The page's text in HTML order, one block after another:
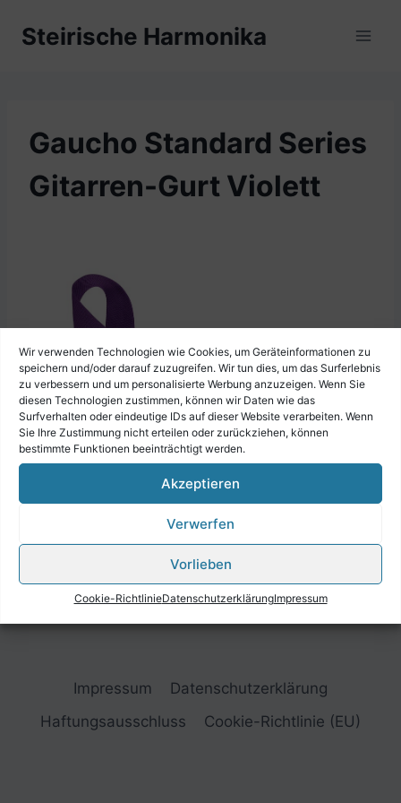
Wir verwenden Technologien wie Cookies, um Geräteinformationen zu
speichern und/oder darauf zuzugreifen. Wir tun dies, um das Surferlebnis
zu verbessern und um personalisierte Werbung anzuzeigen. Wenn Sie
diesen Technologien zustimmen, können wir Daten wie das
Surfverhalten oder eindeutige IDs auf dieser Website verarbeiten. Wenn
Sie Ihre Zustimmung nicht erteilen oder zurückziehen, können
bestimmte Funktionen beeinträchtigt werden.
Akzeptieren
Verwerfen
Vorlieben
Cookie-RichtlinieDatenschutzerklärungImpressum
InhaltSteirische Harmonika
Gaucho Standard Series
Gitarren-Gurt Violett
Impressum
Datenschutzerklärung
Haftungsausschluss
Cookie-Richtlinie (EU)